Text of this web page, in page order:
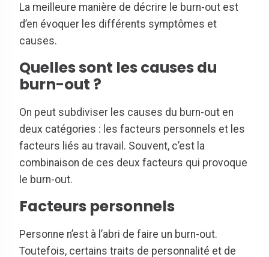
La meilleure manière de décrire le burn-out est
d’en évoquer les différents symptômes et
causes.
Quelles sont les causes du
burn-out ?
On peut subdiviser les causes du burn-out en
deux catégories : les facteurs personnels et les
facteurs liés au travail. Souvent, c’est la
combinaison de ces deux facteurs qui provoque
le burn-out.
Facteurs personnels
Personne n’est à l’abri de faire un burn-out.
Toutefois, certains traits de personnalité et de